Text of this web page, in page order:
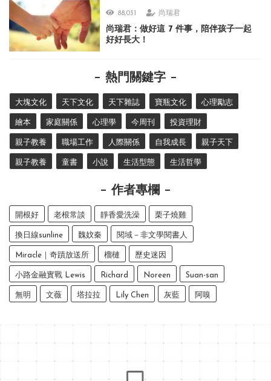
88,031 尚瑞君
尚瑞君：做好這 7 件事，陪伴孩子一起
好好長大！
熱門關鍵字
大塊文化 天下文化 天下雜誌 寶瓶文化 心理勵志
繪本 家庭關係 心理學 今周刊 投資理財
親子教養 職場工作 人際關係 自我成長 親子天下
親子教養 童書 小說 生活型態 生活哲學
作者專欄
開根好 老根常談 靜香愛洗澡 栗子燒雞
換日線sunline 魏妏秦 閱域－非文學閱書人
Miracle｜奇蹟放送所 榴槤 歷史迷因
小路金融實戰 Lewis Richard Noreen Suan-san
無明 文薇 塔拉拉 Lily Chen 灰藍 阿嗅